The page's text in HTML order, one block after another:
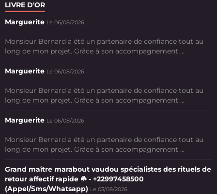
LIVRE D'OR
Marguerite Le 06/08/2026
Monsieur Bernard a été un partenaire de confiance tout au
long de mon projet. Grâce à son accompagnement ...
Marguerite Le 06/08/2026
Monsieur Bernard a été un partenaire de confiance tout au
long de mon projet. Grâce à son accompagnement ...
Marguerite Le 06/08/2026
Monsieur Bernard a été un partenaire de confiance tout au
long de mon projet. Grâce à son accompagnement ...
Grand maître marabout vaudou spécialistes des rituels de
retour affectif rapide ☘️ - +22997458500
(Appel/Sms/Whatsapp) Le 03/08/2026